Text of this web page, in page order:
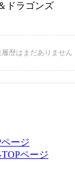
ドラゴンズ
ージ
ページ